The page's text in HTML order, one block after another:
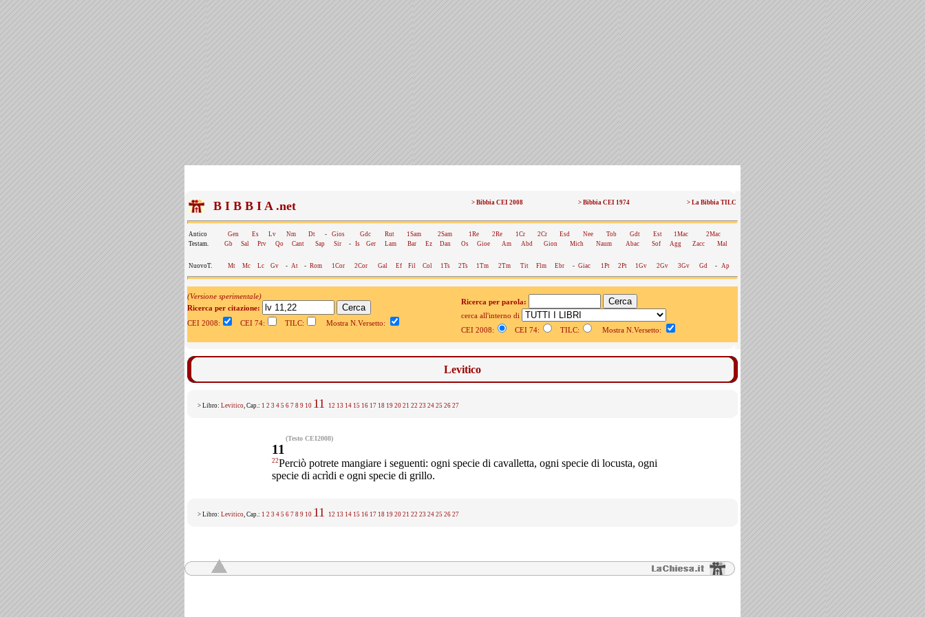
B I B B I A .net > Bibbia CEI 2008 > Bibbia CEI 1974 > La Bibbia TILC
Antico Gen Es Lv Nm Dt - Gios Gdc Rut 1Sam 2Sam 1Re 2Re 1Cr 2Cr Esd Nee Tob Gdt Est 1Mac
2Mac
Testam.
Gb Sal Prv Qo Cant Sap Sir - Is Ger Lam Bar Ez Dan Os Gioe Am Abd Gion Mich Naum Abac Sof Agg Zacc Mal
NuovoT. Mt Mc Lc Gv - At - Rom 1Cor 2Cor Gal Ef Fil Col 1Ts 2Ts 1Tm 2Tm Tit Flm Ebr - Giac 1Pt 2Pt 1Gv 2Gv 3Gv Gd - Ap
(Versione sperimentale)
Ricerca per citazione:
CEI 2008:
CEI 74: TILC: Mostra N.Versetto:
Ricerca per parola:
cerca all'interno di
CEI 2008:
CEI 74: TILC: Mostra N.Versetto:
Levitico
> Libro: Levitico, Cap.: 1 2 3 4 5 6 7 8 9 10 11 12 13 14 15 16 17 18 19 20 21 22 23 24 25 26 27
(Testo CEI2008)
11
22Perciò potrete mangiare i seguenti: ogni specie di cavalletta, ogni specie di locusta, ogni
specie di acrìdi e ogni specie di grillo.
> Libro: Levitico, Cap.: 1 2 3 4 5 6 7 8 9 10 11 12 13 14 15 16 17 18 19 20 21 22 23 24 25 26 27